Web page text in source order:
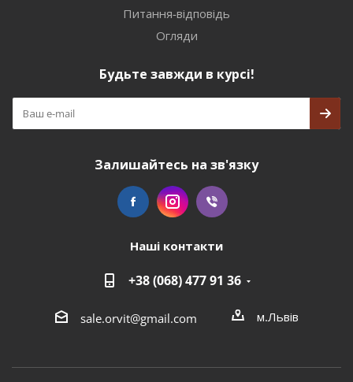
Питання-відповідь
Огляди
Будьте завжди в курсі!
Залишайтесь на зв'язку
Наші контакти
+38 (068) 477 91 36
sale.orvit@gmail.com м.Львів